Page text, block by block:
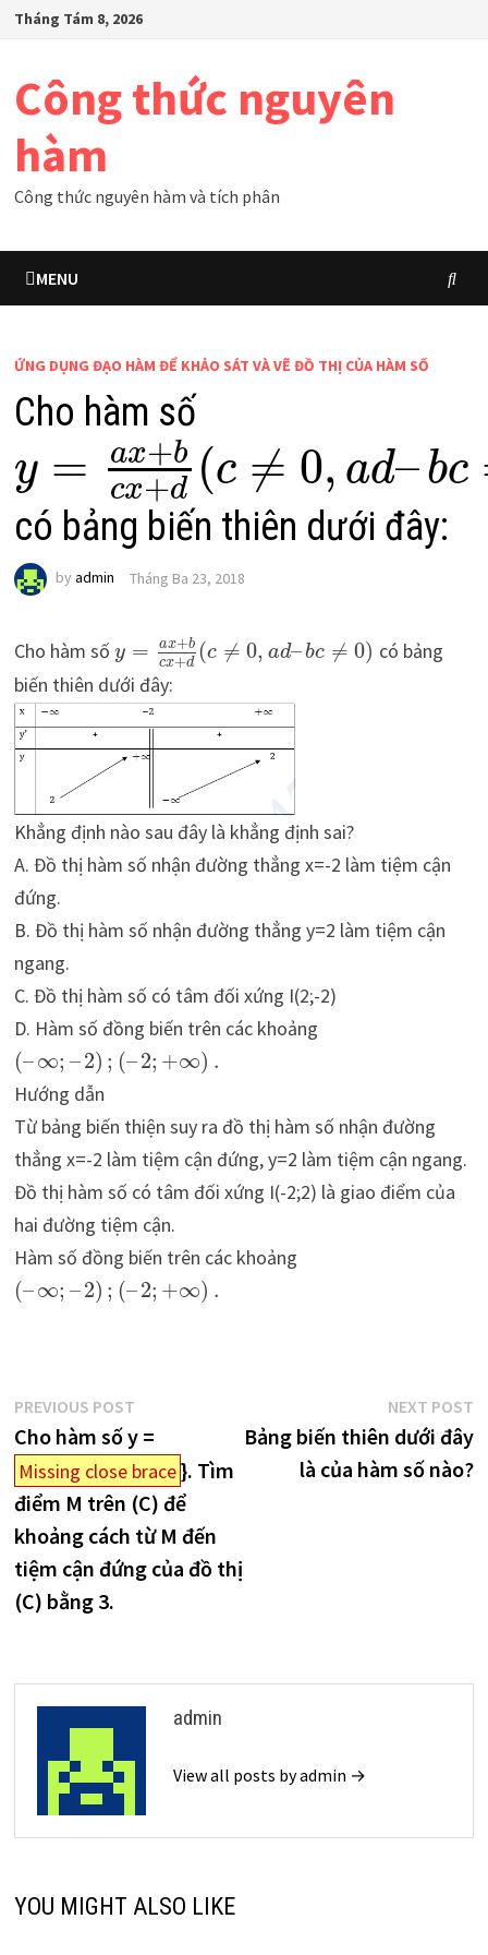
SkipTháng Tám 8, 2026
Công thức nguyên
hàm
Công thức nguyên hàm và tích phân
MENU
ỨNG DỤNG ĐẠO HÀM ĐỂ KHẢO SÁT VÀ VẼ ĐỒ THỊ CỦA HÀM SỐ
Cho hàm số
y = ax+b
cx+d (c ≠ 0, ad– bc
có bảng biến thiên dưới đây:
by admin Tháng Ba 23, 2018
Cho hàm số y = ax+b
cx+d (c ≠ 0, ad–bc ≠ 0) có bảng
biến thiên dưới đây:
Khẳng định nào sau đây là khẳng định sai?
A. Đồ thị hàm số nhận đường thẳng x=-2 làm tiệm cận
đứng.
B. Đồ thị hàm số nhận đường thẳng y=2 làm tiệm cận
ngang.
C. Đồ thị hàm số có tâm đối xứng I(2;-2)
D. Hàm số đồng biến trên các khoảng
(–∞; –2) ; (–2; +∞) .
Hướng dẫn
Từ bảng biến thiện suy ra đồ thị hàm số nhận đường
thẳng x=-2 làm tiệm cận đứng, y=2 làm tiệm cận ngang.
Đồ thị hàm số có tâm đối xứng I(-2;2) là giao điểm của
hai đường tiệm cận.
Hàm số đồng biến trên các khoảng
(–∞; –2) ; (–2; +∞) .
Điều
hướng
bài
viết
PREVIOUS POSTPrevious
post:
Cho hàm số y =
Missing close brace}. Tìm
điểm M trên (C) để
khoảng cách từ M đến
tiệm cận đứng của đồ thị
(C) bằng 3.
NEXT POST
Bảng biến thiên dưới đây
là của hàm số nào?
admin
View all posts by admin →
YOU MIGHT ALSO LIKE